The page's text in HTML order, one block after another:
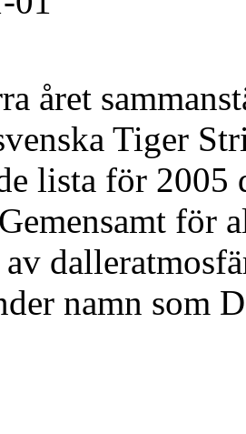
året
Tiger
lista för
för
namn